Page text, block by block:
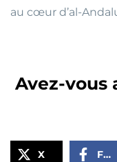
au cœur d’al-
Avez-vous
X Facebook